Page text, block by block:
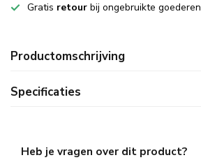
Gratis retour bij ongebruikte goederen
Productomschrijving
Specificaties
Heb je vragen over dit product?